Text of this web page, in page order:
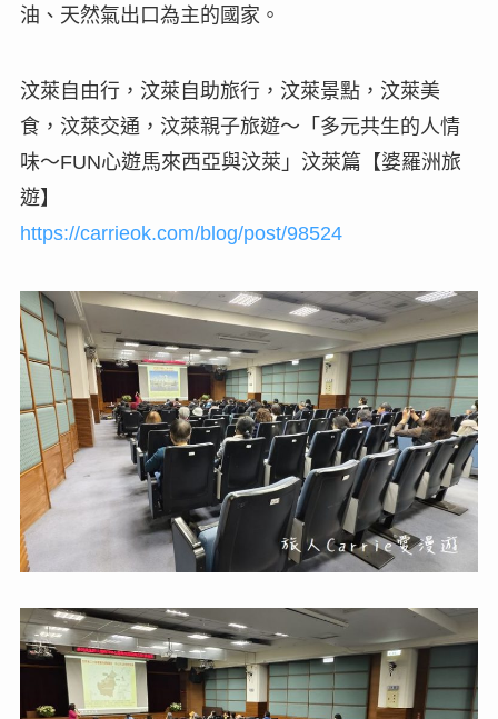
油、天然氣出口為主的國家。
汶萊自由行，汶萊自助旅行，汶萊景點，汶萊美
食，汶萊交通，汶萊親子旅遊～「多元共生的人情
味～FUN心遊馬來西亞與汶萊」汶萊篇【婆羅洲旅
遊】
https://carrieok.com/blog/post/98524